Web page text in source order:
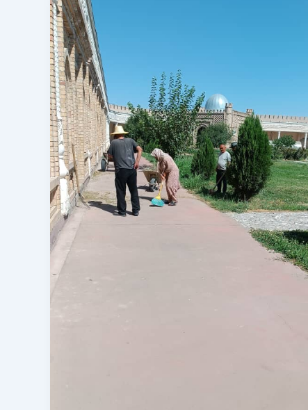
дастаҷамъона
дар
Муассисаи
давлатии
«Маҷмааи
таърихии
қалъаи
Муғи
шаҳри
Истаравшан».